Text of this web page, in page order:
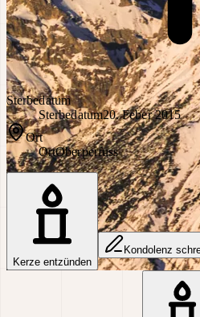
Sterbedatum
Sterbedatum20. Feber 2015
Ort
OrtOberperfuss
Kerze entzünden
Kondolenz